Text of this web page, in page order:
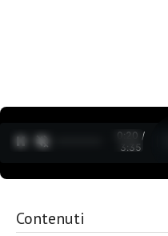
0:21 /
3:35
Contenuti